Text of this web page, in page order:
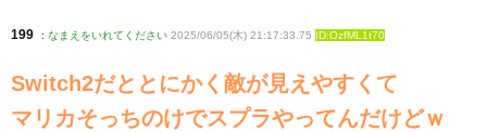
199 : なまえをいれてください 2025/06/05(木) 21:17:33.75 ID:OzfML1t70
Switch2だととにかく敵が見えやすくて
マリカそっちのけでスプラやってんだけどｗ